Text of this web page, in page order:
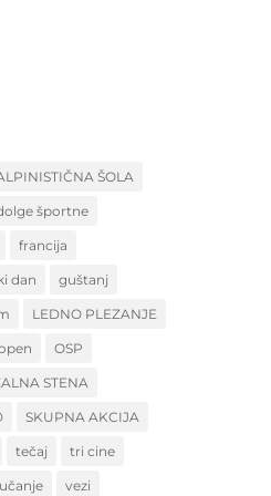
ŠOLA
športne
francija
dan guštanj
LEDNO PLEZANJE
OSP
STENA
SKUPNA AKCIJA
tečaj tri cine
vezi